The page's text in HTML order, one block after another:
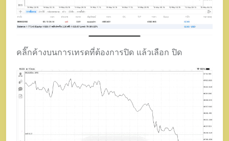
คลิ๊กค้างบนการเทรดที่ต้องการปิด แล้วเลือก ปิด